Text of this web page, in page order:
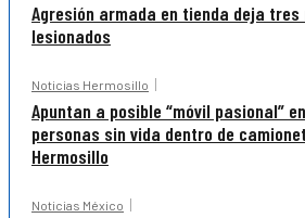
Agresión armada en tienda deja tres
lesionados
Noticias Hermosillo
Apuntan a posible “móvil pasional”
personas sin vida dentro de
Hermosillo
Noticias México